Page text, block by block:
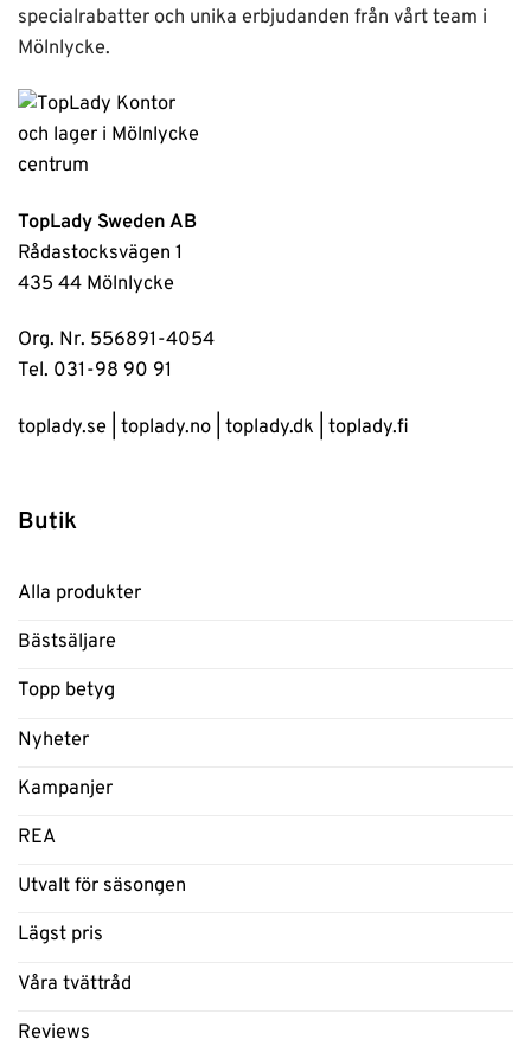
specialrabatter och unika erbjudanden från vårt team i
Mölnlycke.
TopLady Sweden AB
Rådastocksvägen 1
435 44 Mölnlycke
Org. Nr. 556891-4054
Tel. 031-98 90 91
toplady.se toplady.no toplady.dk toplady.fi
Butik
Alla produkter
Bästsäljare
Topp betyg
Nyheter
Kampanjer
REA
Utvalt för säsongen
Lägst pris
Våra tvättråd
Reviews